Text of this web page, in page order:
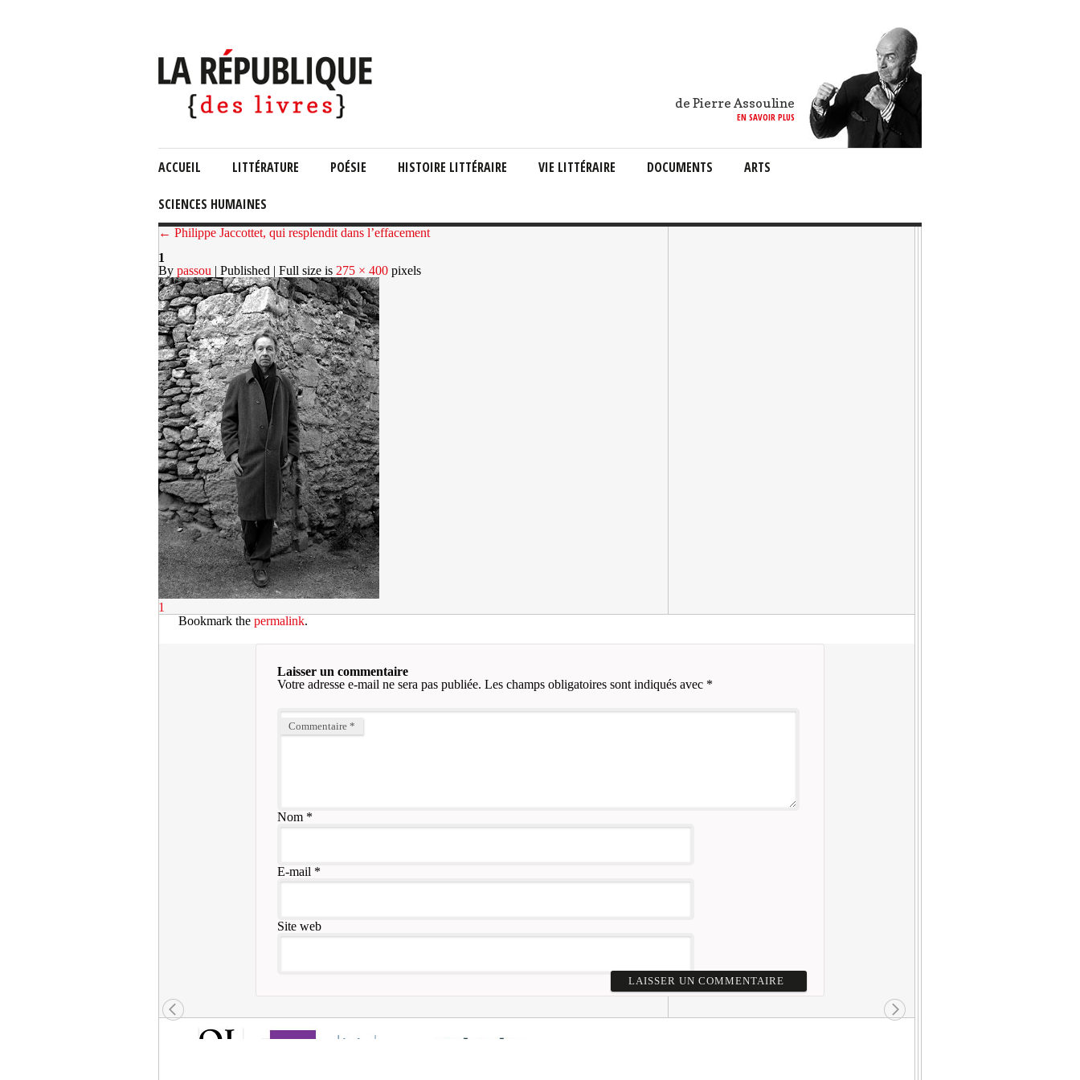
de Pierre Assouline
EN SAVOIR PLUS
ACCUEIL LITTÉRATURE POÉSIE HISTOIRE LITTÉRAIRE VIE LITTÉRAIRE DOCUMENTS ARTS
SCIENCES HUMAINES
← Philippe Jaccottet, qui resplendit dans l’effacement
1
By passou | Published | Full size is 275 × 400 pixels
1
Bookmark the permalink.
Laisser un commentaire
Votre adresse e-mail ne sera pas publiée. Les champs obligatoires sont indiqués avec *
Commentaire *
Nom*
E-mail *
Site web